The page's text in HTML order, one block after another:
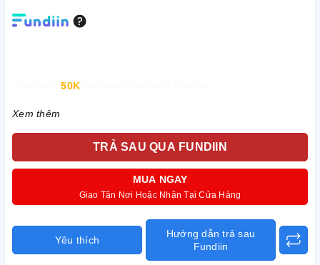
50K
Xem thêm
TRẢ SAU QUA FUNDIIN
MUA NGAY
Giao Tận Nơi Hoặc Nhận Tại Cửa Hàng
Yêu thích
Hướng dẫn trả sau
Fundiin